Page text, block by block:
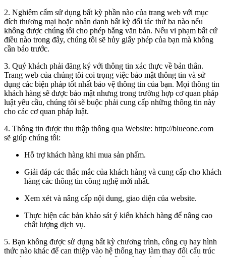
2. Nghiêm cấm sử dụng bất kỳ phần nào của trang web với mục
đích thương mại hoặc nhân danh bất kỳ đối tác thứ ba nào nếu
không được chúng tôi cho phép bằng văn bản. Nếu vi phạm bất cứ
điều nào trong đây, chúng tôi sẽ hủy giấy phép của bạn mà không
cần báo trước.
3. Quý khách phải đăng ký với thông tin xác thực về bản thân.
Trang web của chúng tôi coi trọng việc bảo mật thông tin và sử
dụng các biện pháp tốt nhất bảo vệ thông tin của bạn. Mọi thông tin
khách hàng sẽ được bảo mật nhưng trong trường hợp cơ quan pháp
luật yêu cầu, chúng tôi sẽ buộc phải cung cấp những thông tin này
cho các cơ quan pháp luật.
4. Thông tin được thu thập thông qua Website: http://blueone.com
sẽ giúp chúng tôi:
Hỗ trợ khách hàng khi mua sản phẩm.
Giải đáp các thắc mắc của khách hàng và cung cấp cho khách
hàng các thông tin công nghệ mới nhất.
Xem xét và nâng cấp nội dung, giao diện của website.
Thực hiện các bản khảo sát ý kiến khách hàng để nâng cao
chất lượng dịch vụ.
5. Bạn không được sử dụng bất kỳ chương trình, công cụ hay hình
thức nào khác để can thiệp vào hệ thống hay làm thay đổi cấu trúc